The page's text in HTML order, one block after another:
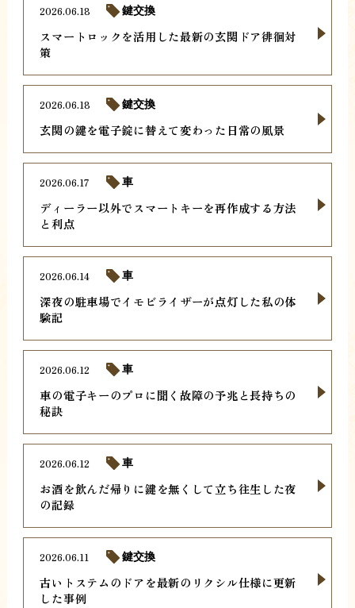
スマートロックを活用した最新の玄関ドア徘徊対
策
2026.06.18 鍵交換
玄関の鍵を電子錠に替えて変わった日常の風景
2026.06.18 鍵交換
ディーラー以外でスマートキーを再作成する方法
と利点
2026.06.17 車
深夜の駐車場でイモビライザーが点灯した私の体
験記
2026.06.14 車
車の電子キーのプロに聞く故障の予兆と長持ちの
秘訣
2026.06.12 車
お酒を飲んだ帰りに鍵を無くして立ち往生した夜
の記録
2026.06.12 車
古いトステムのドアを最新のリクシル仕様に更新
した事例
2026.06.11 鍵交換